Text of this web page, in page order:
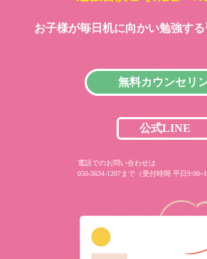
お子様が毎日机に向かい勉強する
無料カウンセリ
公式LINE
電話でのお問い合わせは
050-3634-1207まで（受付時間 平日